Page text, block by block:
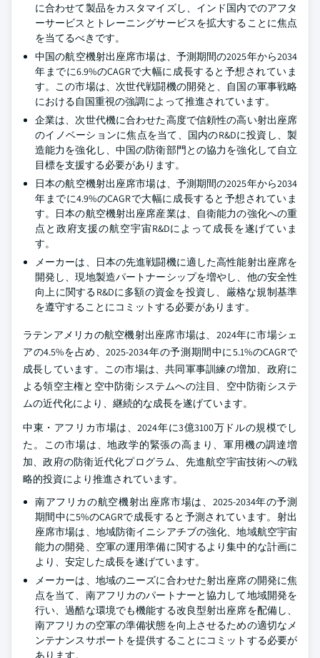
に合わせて製品をカスタマイズし、インド国内でのアフタ
ーサービスとトレーニングサービスを拡大することに焦点
を当てるべきです。
中国の航空機射出座席市場は、予測期間の2025年から2034
年までに6.9%のCAGRで大幅に成長すると予想されていま
す。この市場は、次世代戦闘機の開発と、自国の軍事戦略
における自国重視の強調によって推進されています。
企業は、次世代機に合わせた高度で信頼性の高い射出座席
のイノベーションに焦点を当て、国内のR&Dに投資し、製
造能力を強化し、中国の防衛部門との協力を強化して自立
目標を支援する必要があります。
日本の航空機射出座席市場は、予測期間の2025年から2034
年までに4.9%のCAGRで大幅に成長すると予想されていま
す。日本の航空機射出座席産業は、自衛能力の強化への重
点と政府支援の航空宇宙R&Dによって成長を遂げていま
す。
メーカーは、日本の先進戦闘機に適した高性能射出座席を
開発し、現地製造パートナーシップを増やし、他の安全性
向上に関するR&Dに多額の資金を投資し、厳格な規制基準
を遵守することにコミットする必要があります。
ラテンアメリカの航空機射出座席市場は、2024年に市場シェ
アの4.5%を占め、2025-2034年の予測期間中に5.1%のCAGRで
成長しています。この市場は、共同軍事訓練の増加、政府に
よる領空主権と空中防衛システムへの注目、空中防衛システ
ムの近代化により、継続的な成長を遂げています。
中東・アフリカ市場は、2024年に3億3100万ドルの規模でし
た。この市場は、地政学的緊張の高まり、軍用機の調達増
加、政府の防衛近代化プログラム、先進航空宇宙技術への戦
略的投資により推進されています。
南アフリカの航空機射出座席市場は、2025-2034年の予測
期間中に5%のCAGRで成長すると予測されています。射出
座席市場は、地域防衛イニシアチブの強化、地域航空宇宙
能力の開発、空軍の運用準備に関するより集中的な計画に
より、安定した成長を遂げています。
メーカーは、地域のニーズに合わせた射出座席の開発に焦
点を当て、南アフリカのパートナーと協力して地域開発を
行い、過酷な環境でも機能する改良型射出座席を配備し、
南アフリカの空軍の準備状態を向上させるための適切なメ
ンテナンスサポートを提供することにコミットする必要が
あります。